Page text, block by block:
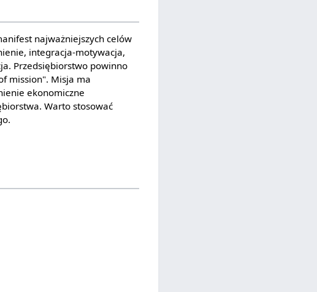
najważniejszych celów
integracja-motywacja,
Przedsiębiorstwo powinno
mission". Misja ma
ekonomiczne
Warto stosować